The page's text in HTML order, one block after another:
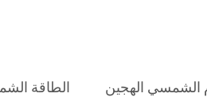
الشمسي الهجين الطاقة